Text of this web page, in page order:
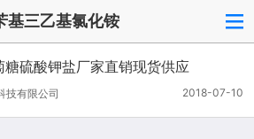
基三乙基氯化铵
糖硫酸钾盐厂家直销现货供应
2018-07-10
技有限公司